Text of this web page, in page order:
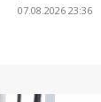
07.08.2026 23:36